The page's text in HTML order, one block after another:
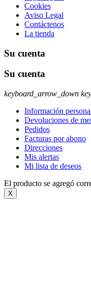
Cookies
Aviso Legal
Contáctenos
La tienda
Su cuenta
Su cuenta
keyboard_arrow_down
Información
Devoluciones de
Pedidos
Facturas por abono
Direcciones
Mis alertas
Mi lista de deseos
El producto se agregó
X